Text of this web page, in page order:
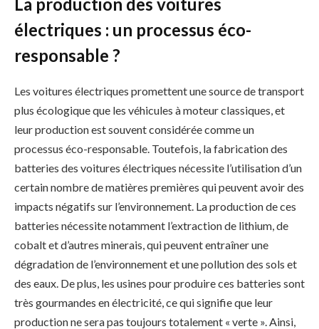
électriques : un processus éco-
responsable ?
Les voitures électriques promettent une source de transport
plus écologique que les véhicules à moteur classiques, et
leur production est souvent considérée comme un
processus éco-responsable. Toutefois, la fabrication des
batteries des voitures électriques nécessite l’utilisation d’un
certain nombre de matières premières qui peuvent avoir des
impacts négatifs sur l’environnement. La production de ces
batteries nécessite notamment l’extraction de lithium, de
cobalt et d’autres minerais, qui peuvent entraîner une
dégradation de l’environnement et une pollution des sols et
des eaux. De plus, les usines pour produire ces batteries sont
très gourmandes en électricité, ce qui signifie que leur
production ne sera pas toujours totalement « verte ». Ainsi,